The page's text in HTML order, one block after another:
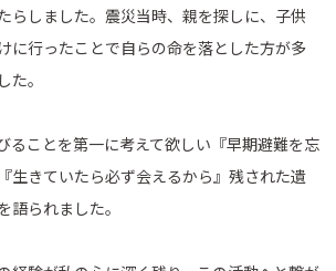
らしました。震災当時、親を探しに、子供
に行ったことで自らの命を落とした方が多
。
ることを第一に考えて欲しい『早期避難を忘
生きていたら必ず会えるから』残された遺
語られました。